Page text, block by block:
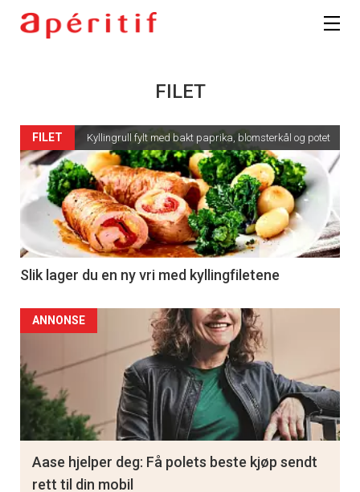
FILET
FILET Kyllingrull fylt med bakt paprika, blomsterkål og potet
Slik lager du en ny vri med kyllingfiletene
ANNONSE
Aase hjelper deg: Få polets beste kjøp sendt
rett til din mobil